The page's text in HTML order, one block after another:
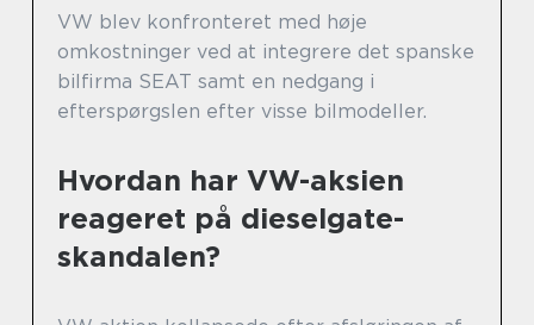
VW blev konfronteret med høje
omkostninger ved at integrere det spanske
bilfirma SEAT samt en nedgang i
efterspørgslen efter visse bilmodeller.
Hvordan har VW-aksien
reageret på dieselgate-
skandalen?